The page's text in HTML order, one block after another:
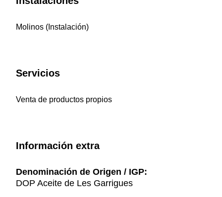
Molinos (Instalación)
Servicios
Venta de productos propios
Información extra
Denominación de Origen / IGP:
DOP Aceite de Les Garrigues